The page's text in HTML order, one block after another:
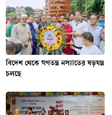
বিদেশ থেকে গণতন্ত্র নস্যাতের ষড়যন্ত্র
চলছে